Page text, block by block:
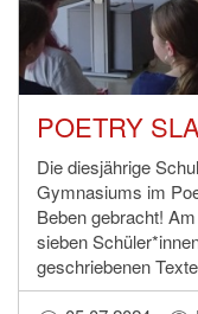
POETRY
Die diesjährige
Gymnasiums im
Beben gebracht!
sieben
geschriebenen